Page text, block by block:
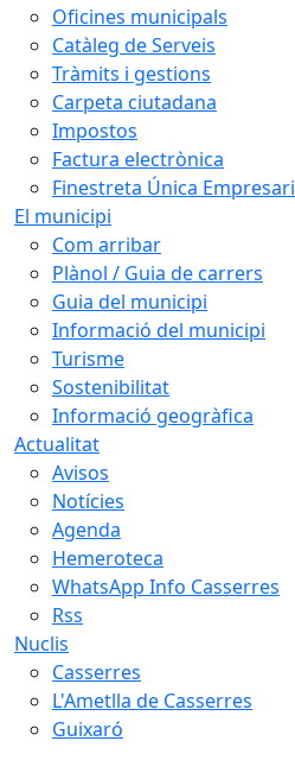
Oficines municipals
Catàleg de Serveis
Tràmits i gestions
Carpeta ciutadana
Impostos
Factura electrònica
Finestreta Única
El municipi
Com arribar
Plànol / Guia de carrers
Guia del municipi
Informació del municipi
Turisme
Sostenibilitat
Informació geogràfica
Actualitat
Avisos
Notícies
Agenda
Hemeroteca
WhatsApp Info Casserres
Rss
Nuclis
Casserres
L'Ametlla de Casserres
Guixaró